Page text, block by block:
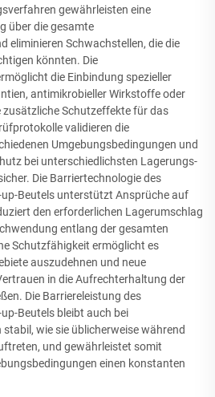
gewährleisten eine
über die gesamte
eliminieren Schwachstellen, die die
könnten. Die
die Einbindung spezieller
antimikrobieller Wirkstoffe oder
zusätzliche Schutzeffekte für das
validieren die
Umgebungsbedingungen und
bei unterschiedlichsten Lagerungs-
Die Barriertechnologie des
Beutels unterstützt Ansprüche auf
den erforderlichen Lagerumschlag
entlang der gesamten
Schutzfähigkeit ermöglicht es
auszudehnen und neue
in die Aufrechterhaltung der
Die Barriereleistung des
Beutels bleibt auch bei
wie sie üblicherweise während
und gewährleistet somit
einen konstanten